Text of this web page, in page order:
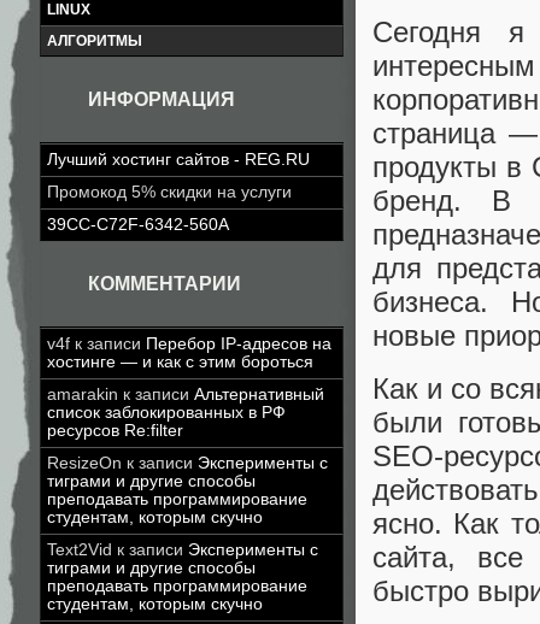
LINUX
АЛГОРИТМЫ
ИНФОРМАЦИЯ
Лучший хостинг сайтов - REG.RU
Промокод 5% скидки на услуги
39CC-C72F-6342-560A
КОММЕНТАРИИ
v4f к записи Перебор IP-адресов на
хостинге — и как с этим бороться
amarakin к записи Альтернативный
список заблокированных в РФ
ресурсов Re:filter
ResizeOn к записи Эксперименты с
тиграми и другие способы
преподавать программирование
студентам, которым скучно
Text2Vid к записи Эксперименты с
тиграми и другие способы
преподавать программирование
студентам, которым скучно
Сегодня
страница —
продукты в
бренд. В
для
бизнеса.
новые
Как и со
были
SEO-
ясно. Как
сайта,
быстро